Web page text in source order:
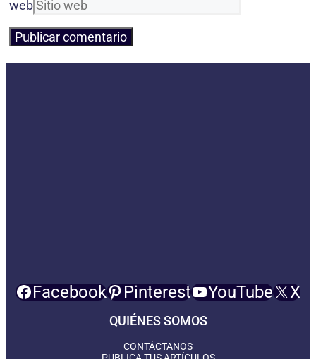
web
Facebook Pinterest YouTube X
QUIÉNES SOMOS
CONTÁCTANOS